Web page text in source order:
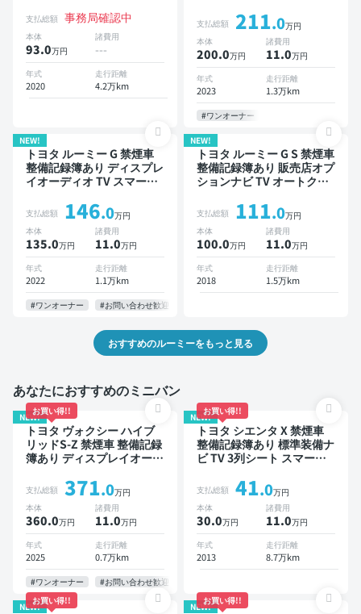
クモニター ドライブレコー
ダー 衝突軽減 両側電動ス
ライドドア
支払総額 事務局確認中
本体
93.0万円
諸費用
---
年式
2020
走行距離
4.2万km
トキー ETC バックモニタ
ー 全方位カメラ ドライブ
レコーダー 衝突軽減 両側
電動スライドドア
支払総額 211.0万円
本体
200.0万円
諸費用
11.0万円
年式
2023
走行距離
1.3万km
#ワンオーナー
NEW!
トヨタ ルーミー G 禁煙車
整備記録簿あり ディスプレ
イオーディオ TV スマート
軽減 両側電動スライドドア
支払総額 146.0万円
本体
135.0万円
諸費用
11.0万円
年式
2022
走行距離
1.1万km
#ワンオーナー #お問い合わせ歓迎
NEW!
トヨタ ルーミー G S 禁煙車
整備記録簿あり 販売店オプ
ションナビ TV オートクル
ックモニター 全方位カメラ
衝突軽減 両側電動スライド
ドア
支払総額 111.0万円
本体
100.0万円
諸費用
11.0万円
年式
2018
走行距離
1.5万km
おすすめのルーミーをもっと見る
あなたにおすすめのミニバン
NEW!
お買い得!!
トヨタ ヴォクシー ハイブ
リッドS-Z 禁煙車 整備記録
簿あり ディスプレイオーデ
インドスポットモニター デ
ジタルインナーミラー オー
トクルーズ 3列シート スマ
ートキー ETC 電動バック
ドア バックモニター 全方
位カメラ ドライブレコーダ
ー 衝突軽減 両側電動スラ
イドドア 7人乗り
支払総額 371.0万円
本体
360.0万円
諸費用
11.0万円
年式
2025
走行距離
0.7万km
#ワンオーナー #お問い合わせ歓迎
NEW!
お買い得!!
トヨタ シエンタ X 禁煙車
整備記録簿あり 標準装備ナ
ビ TV 3列シート スマート
り
支払総額 41.0万円
本体
30.0万円
諸費用
11.0万円
年式
2013
走行距離
8.7万km
NEW!
お買い得!!
NEW!
お買い得!!